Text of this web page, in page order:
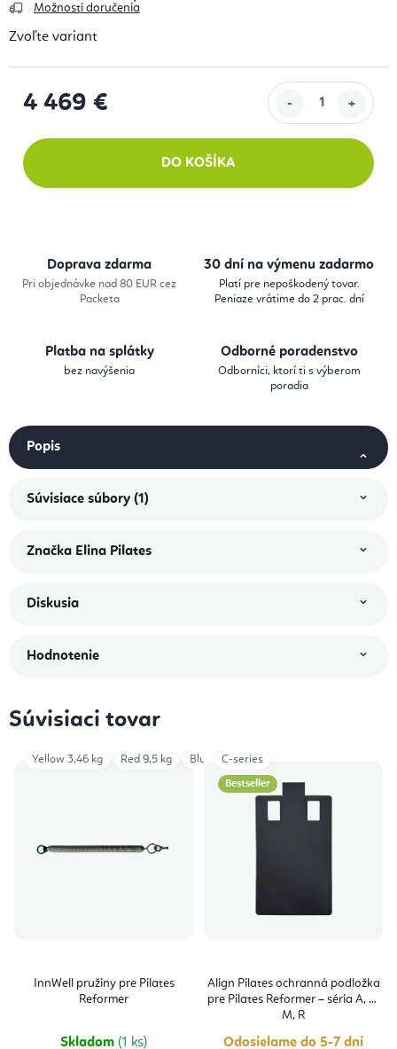
Možnosti doručenia
Zvoľte variant
4 469 €
DO KOŠÍKA
Doprava zdarma
Pri objednávke nad 80 EUR cez
Packeta
30 dní na výmenu zadarmo
Platí pre nepoškodený tovar.
Peniaze vrátime do 2 prac. dní
Platba na splátky
bez navýšenia
Odborné poradenstvo
Odborníci, ktorí ti s výberom
poradia
Popis
Súvisiace súbory (1)
Značka Elina Pilates
Diskusia
Hodnotenie
Súvisiaci tovar
InnWell pružiny pre Pilates
Reformer
Skladom (1 ks)
Yellow 3,46 kg Red 9,5 kg Blue 6,43 kg
Bestseller
Align Pilates ochranná podložka
pre Pilates Reformer – séria A, C,
M, R
Odosielame do 5-7 dní
C-series